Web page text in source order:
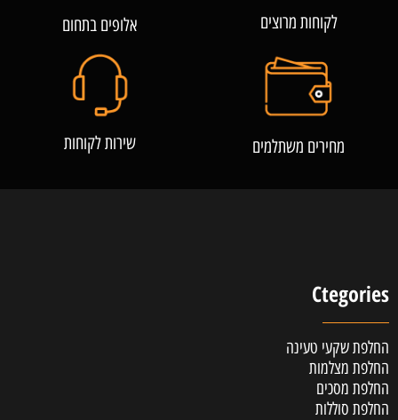
לקוחות מרוצים אלופים בתחום
מחירים משתלמים שירות לקוחות
Ctegories
החלפת שקעי טעינה
החלפת מצלמות
החלפת מסכים
החלפת סוללות